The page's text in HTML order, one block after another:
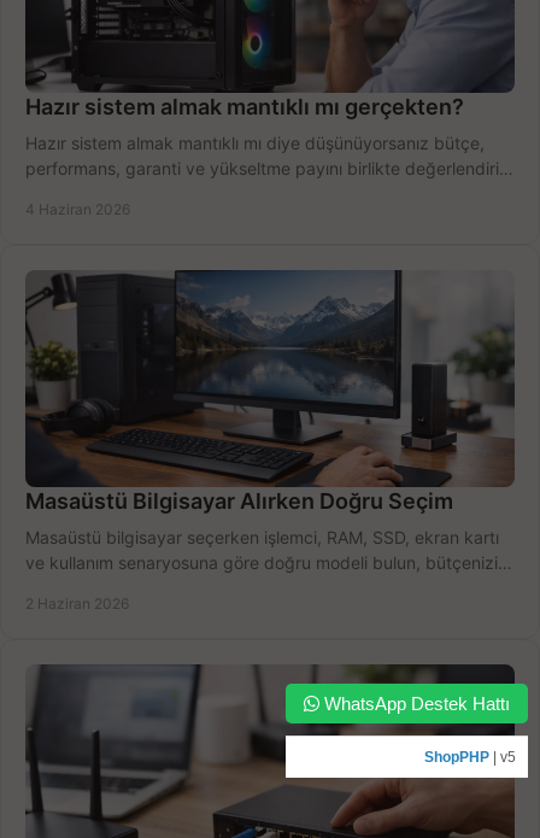
Hazır sistem almak mantıklı mı gerçekten?
Hazır sistem almak mantıklı mı diye düşünüyorsanız bütçe,
performans, garanti ve yükseltme payını birlikte değerlendirin,
4 Haziran 2026
Masaüstü Bilgisayar Alırken Doğru Seçim
Masaüstü bilgisayar seçerken işlemci, RAM, SSD, ekran kartı
ve kullanım senaryosuna göre doğru modeli bulun, bütçenizi
2 Haziran 2026
WhatsApp Destek Hattı
ShopPHP | v5